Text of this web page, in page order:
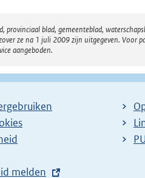
blad, gemeenteblad,
ze na 1 juli 2009 zijn uitgegeven.
aangeboden.
melden